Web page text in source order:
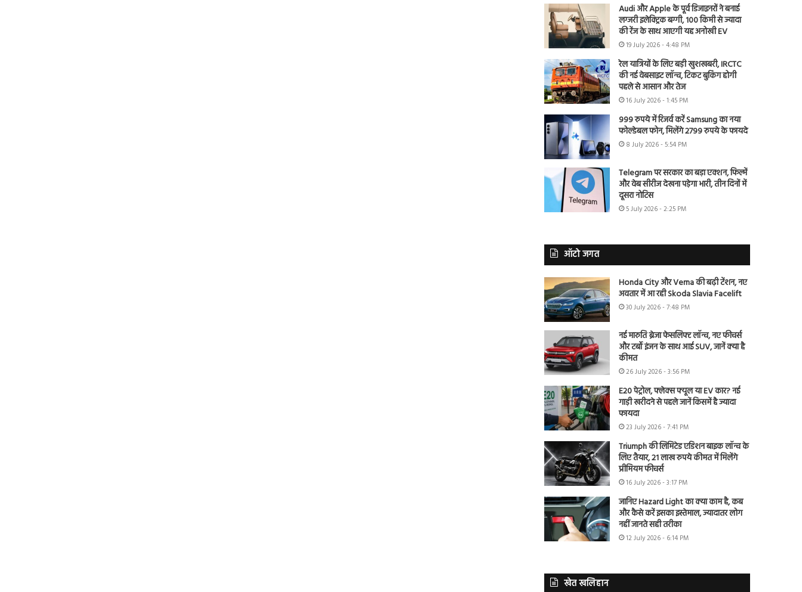
Audi और Apple के पूर्व डिजाइनरों ने बनाई
लग्जरी इलेक्ट्रिक बग्गी, 100 किमी से ज्यादा
की रेंज के साथ आएगी यह अनोखी EV
19 July 2026 - 4:48 PM
रेल यात्रियों के लिए बड़ी खुशखबरी, IRCTC
की नई वेबसाइट लॉन्च, टिकट बुकिंग होगी
पहले से आसान और तेज
16 July 2026 - 1:45 PM
999 रुपये में रिजर्व करें Samsung का नया
फोल्डेबल फोन, मिलेंगे 2799 रुपये के फायदे
8 July 2026 - 5:54 PM
Telegram पर सरकार का बड़ा एक्शन, फिल्में
और वेब सीरीज देखना पड़ेगा भारी, तीन दिनों में
दूसरा नोटिस
5 July 2026 - 2:25 PM
ऑटो जगत
Honda City और Verna की बढ़ी टेंशन, नए
अवतार में आ रही Skoda Slavia Facelift
30 July 2026 - 7:48 PM
नई मारुति ब्रेजा फेसलिफ्ट लॉन्च, नए फीचर्स
और टर्बो इंजन के साथ आई SUV, जानें क्या है
कीमत
26 July 2026 - 3:56 PM
E20 पेट्रोल, फ्लेक्स फ्यूल या EV कार? नई
गाड़ी खरीदने से पहले जानें किसमें है ज्यादा
फायदा
23 July 2026 - 7:41 PM
Triumph की लिमिटेड एडिशन बाइक लॉन्च के
लिए तैयार, 21 लाख रुपये कीमत में मिलेंगे
प्रीमियम फीचर्स
16 July 2026 - 3:17 PM
जानिए Hazard Light का क्या काम है, कब
और कैसे करें इसका इस्तेमाल, ज्यादातर लोग
नहीं जानते सही तरीका
12 July 2026 - 6:14 PM
खेत खलिहान